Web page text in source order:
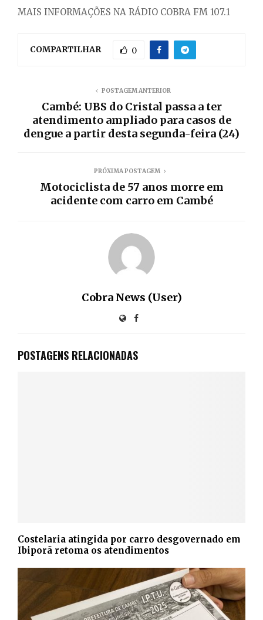
MAIS INFORMAÇÕES NA RÁDIO COBRA FM 107.1
COMPARTILHAR 0
POSTAGEM ANTERIOR
Cambé: UBS do Cristal passa a ter
atendimento ampliado para casos de
dengue a partir desta segunda-feira (24)
PRÓXIMA POSTAGEM
Motociclista de 57 anos morre em
acidente com carro em Cambé
Cobra News (User)
POSTAGENS RELACIONADAS
Costelaria atingida por carro desgovernado em
Ibiporã retoma os atendimentos